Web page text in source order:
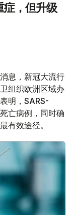
症，但升级
息，新冠大流行
组织欧洲区域办
明，SARS-
亡病例，同时确
有效途径。